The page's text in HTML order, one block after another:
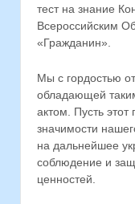
тест на знание
Всероссийским
«Гражданин».
Мы с гордостью
обладающей
актом. Пусть
значимости
на дальнейшее
соблюдение и
ценностей.